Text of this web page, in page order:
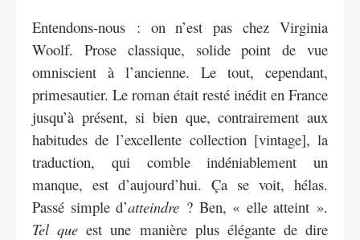
Entendons-nous : on n’est pas chez Virginia
Woolf. Prose classique, solide point de vue
omniscient à l’ancienne. Le tout, cependant,
primesautier. Le roman était resté inédit en France
jusqu’à présent, si bien que, contrairement aux
habitudes de l’excellente collection [vintage], la
traduction, qui comble indéniablement un
manque, est d’aujourd’hui. Ça se voit, hélas.
Passé simple d’atteindre ? Ben, « elle atteint ».
Tel que est une manière plus élégante de dire